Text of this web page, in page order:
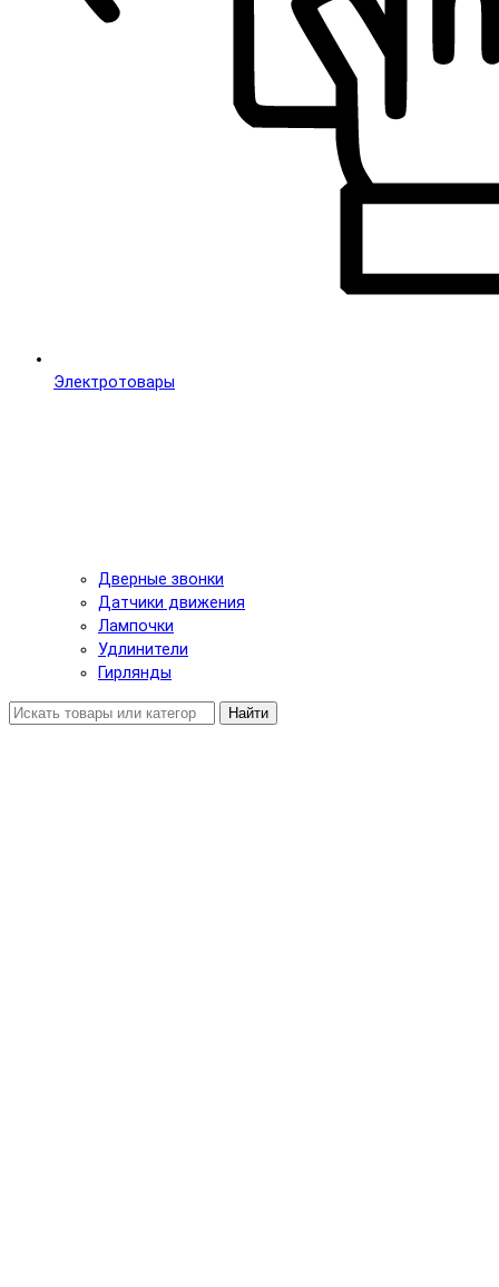
Электротовары
Дверные звонки
Датчики движения
Лампочки
Удлинители
Гирлянды
Найти